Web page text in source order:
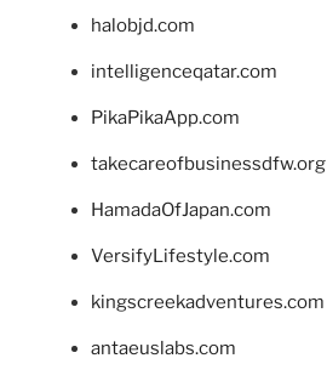
halobjd.com
intelligenceqatar.com
PikaPikaApp.com
takecareofbusinessdfw.org
HamadaOfJapan.com
VersifyLifestyle.com
kingscreekadventures.com
antaeuslabs.com